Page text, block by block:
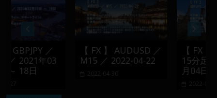
【 FX 】 AUDUSD ／
M15 ／ 2022-04-22
2022-04-30
【 FX 】 GBPJPY ／
15分足 ／ 2022年01